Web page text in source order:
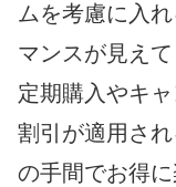
ムを考慮に入
マンスが見え
定期購入やキ
割引が適用さ
の手間でお得に